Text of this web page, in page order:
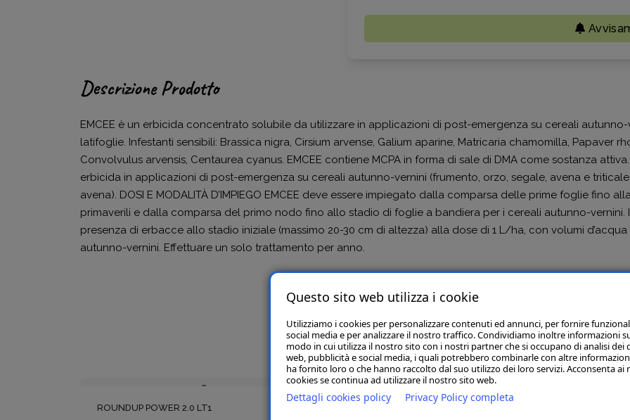
Descrizione Prodotto
EMCEE è un erbicida concentrato solubile da utilizzare in applicazioni di post-emergenza su cereali
latifoglie. Infestanti sensibili: Brassica nigra, Cirsium arvense, Galium aparine, Matricaria chamomilla, Papaver
Convolvulus arvensis, Centaurea cyanus. EMCEE contiene MCPA in forma di sale di DMA come sostanza attiva.
erbicida in applicazioni di post-emergenza su cereali autunno-vernini (frumento, orzo, segale, avena e
avena). DOSI E MODALITÀ D’IMPIEGO EMCEE deve essere impiegato dalla comparsa delle prime foglie fino
primaverili e dalla comparsa del primo nodo fino allo stadio di foglie a bandiera per i cereali autunno-vernini.
presenza di erbacce allo stadio iniziale (massimo 20-30 cm di altezza) alla dose di 1 L/ha, con volumi
autunno-vernini. Effettuare un solo trattamento per anno.
Articoli Correlati
ROUNDUP POWER 2.0 LT1
Questo sito web utilizza i cookie
Utilizziamo i cookies per personalizzare contenuti ed annunci, per fornire
social media e per analizzare il nostro traffico. Condividiamo inoltre informazioni
modo in cui utilizza il nostro sito con i nostri partner che si occupano di analisi dei
web, pubblicità e social media, i quali potrebbero combinarle con altre
ha fornito loro o che hanno raccolto dal suo utilizzo dei loro servizi. Acconsenta ai
cookies se continua ad utilizzare il nostro sito web.
Dettagli cookies policy Privacy Policy completa